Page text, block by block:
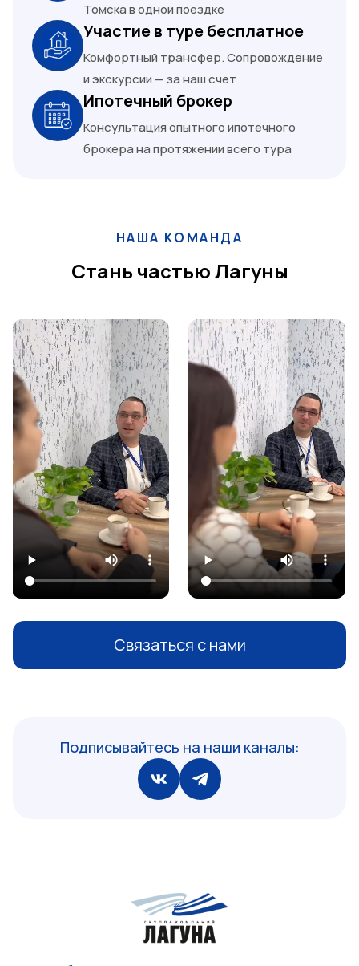
Томска в одной поездке
Участие в туре бесплатное
Комфортный трансфер. Сопровождение
и экскурсии — за наш счет
Ипотечный брокер
Консультация опытного ипотечного
брокера на протяжении всего тура
НАША КОМАНДА
Стань частью Лагуны
Связаться с нами
Подписывайтесь на наши каналы: